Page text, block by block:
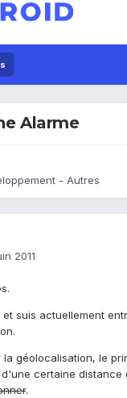
Alarme
- Autres
2011
suis actuellement
géolocalisation, le
certaine distance
.